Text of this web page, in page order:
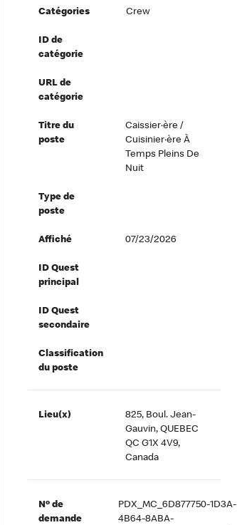
équité et inclusion
et sécurité au travail
Catégories Crew
ID de
catégorie
URL de
catégorie
Titre du
poste
Caissier·ère /
Cuisinier·ère À
Temps Pleins De
Nuit
Type de
poste
Affiché 07/23/2026
ID Quest
principal
ID Quest
secondaire
Classification
du poste
Lieu(x)
825, Boul. Jean-
Gauvin, QUEBEC
QC G1X 4V9,
Canada
Nº de
demande
PDX_MC_6D877750-1D3A-
4B64-8ABA-